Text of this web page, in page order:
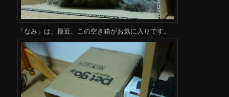
「なみ」は、最近、この空き箱がお気に入りです。